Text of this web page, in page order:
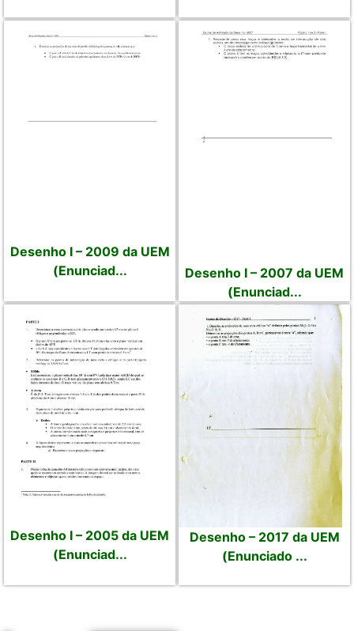
Desenho I – 2009 da UEM
(Enunciad...
Desenho I – 2007 da UEM
(Enunciad...
Desenho I – 2005 da UEM
(Enunciad...
Desenho – 2017 da UEM
(Enunciado ...